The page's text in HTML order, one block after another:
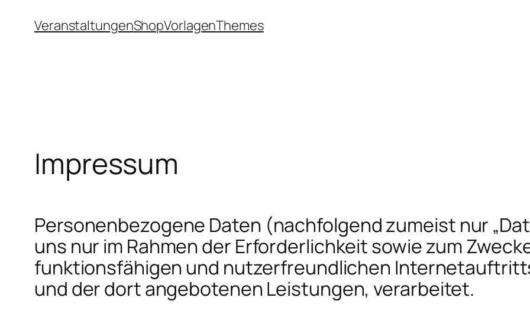
InhaltVeranstaltungenShopVorlagenThemes
Impressum
Personenbezogene Daten (nachfolgend zumeist nur
uns nur im Rahmen der Erforderlichkeit sowie zum
funktionsfähigen und nutzerfreundlichen
und der dort angebotenen Leistungen, verarbeitet.